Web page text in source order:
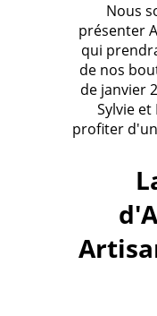
Nous
présenter
qui
de nos
de janvier
Sylvie
profiter